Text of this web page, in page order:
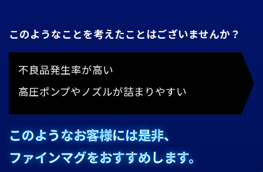
このようなことを考えたことはございませんか？
不良品発生率が高い
高圧ポンプやノズルが詰まりやすい
このようなお客様には是非、
ファインマグをおすすめします。